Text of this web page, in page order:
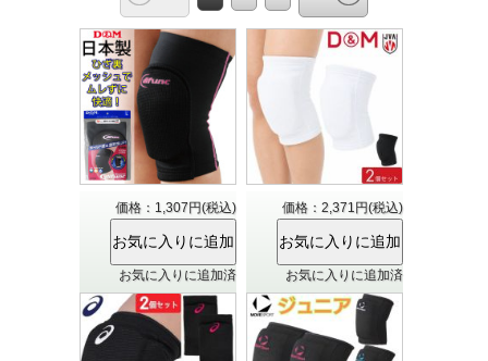
価格：1,307円(税込)
お気に入りに追加済
価格：2,371円(税込)
お気に入りに追加済